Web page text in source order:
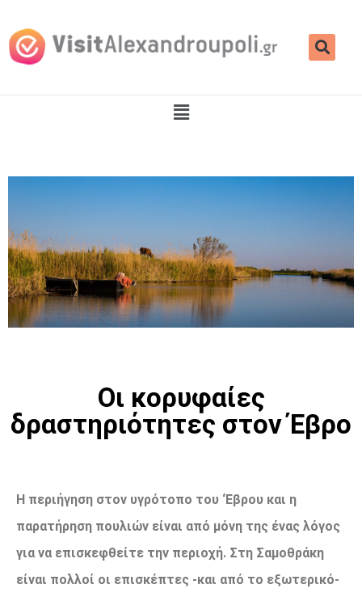
Οι κορυφαίες
δραστηριότητες στον Έβρο
Η περιήγηση στον υγρότοπο του ‘Εβρου και η
παρατήρηση πουλιών είναι από μόνη της ένας λόγος
για να επισκεφθείτε την περιοχή. Στη Σαμοθράκη
είναι πολλοί οι επισκέπτες -και από το εξωτερικό-